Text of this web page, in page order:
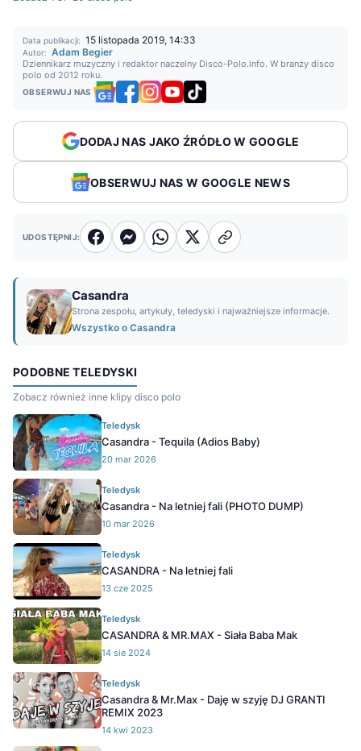
Data publikacji: 15 listopada 2019, 14:33
Autor: Adam Begier
Dziennikarz muzyczny i redaktor naczelny Disco-Polo.info. W branży disco
polo od 2012 roku.
OBSERWUJ NAS
DODAJ NAS JAKO ŹRÓDŁO W GOOGLE
OBSERWUJ NAS W GOOGLE NEWS
UDOSTĘPNIJ:
Casandra
Strona zespołu, artykuły, teledyski i najważniejsze informacje.
Wszystko o Casandra
PODOBNE TELEDYSKI
Zobacz również inne klipy disco polo
Teledysk
Casandra - Tequila (Adios Baby)
20 mar 2026
Teledysk
Casandra - Na letniej fali (PHOTO DUMP)
10 mar 2026
Teledysk
CASANDRA - Na letniej fali
13 cze 2025
Teledysk
CASANDRA & MR.MAX - Siała Baba Mak
14 sie 2024
Teledysk
Casandra & Mr.Max - Daję w szyję DJ GRANTI
REMIX 2023
14 kwi 2023